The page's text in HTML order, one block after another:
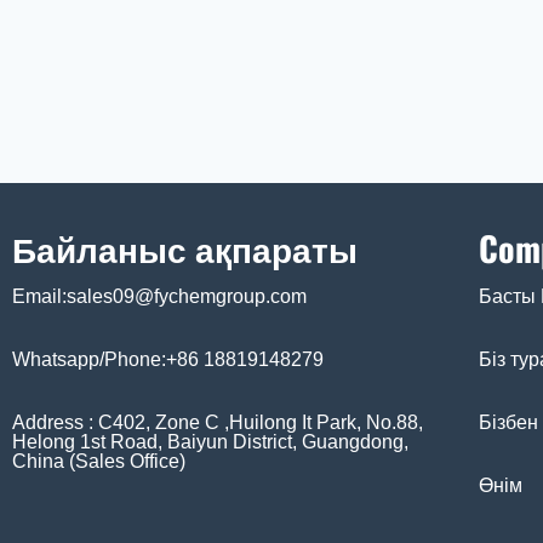
Байланыс ақпараты
Email:sales09@fychemgroup.com
Whatsapp/Phone:+86 18819148279
Address : C402, Zone C ,Huilong It Park, No.88,
Helong 1st Road, Baiyun District, Guangdong,
China (Sales Office)
Басты
Біз
Өнім